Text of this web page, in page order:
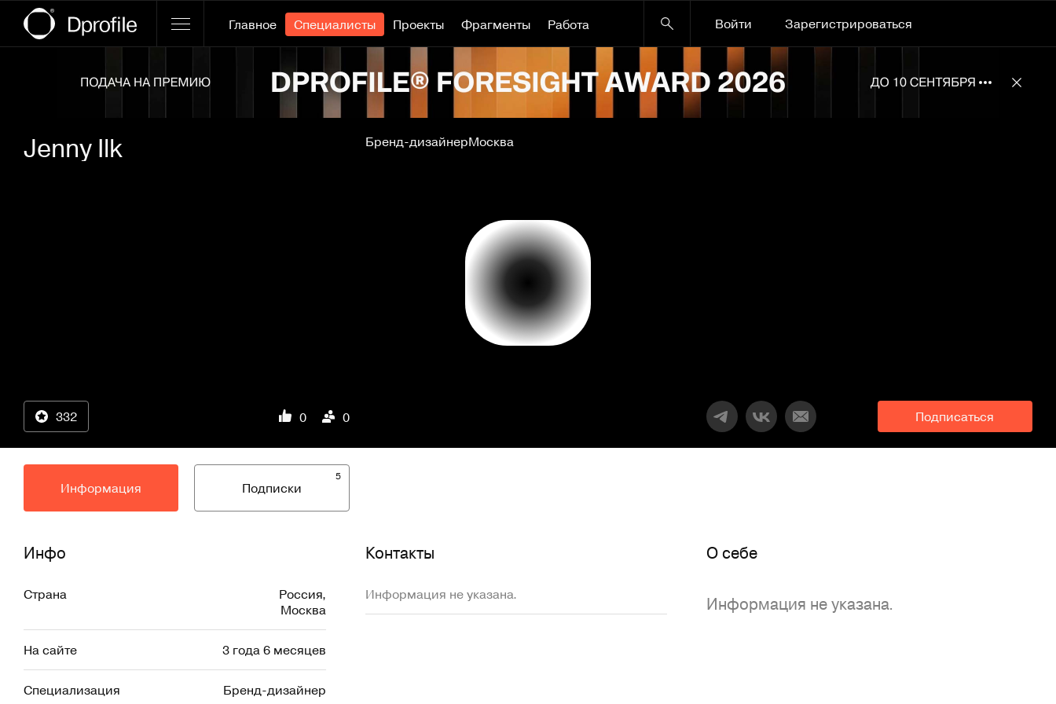
Главное Специалисты Проекты Фрагменты Работа Войти
Зарегистрироваться
Jenny Ilk Бренд-дизайнерМосква
332 0 0 Подписаться
Информация
5
Подписки
Инфо
Страна Россия,
Москва
На сайте 3 года 6 месяцев
Специализация Бренд-дизайнер
Контакты
Информация не указана.
O себе
Информация не указана.